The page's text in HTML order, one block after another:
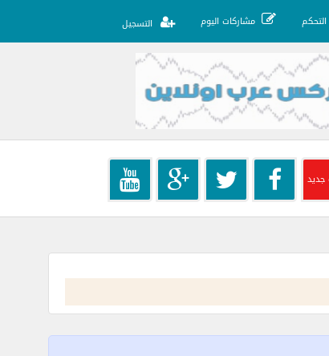
مشاركات اليوم التسجيل